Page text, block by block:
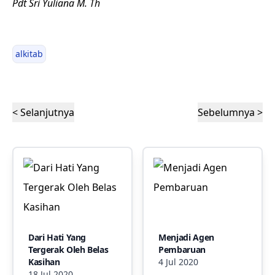
Pdt Sri Yuliana M. Th
alkitab
< Selanjutnya Sebelumnya >
Dari Hati Yang
Tergerak Oleh Belas
Kasihan
Menjadi Agen
Pembaruan
4 Jul 2020